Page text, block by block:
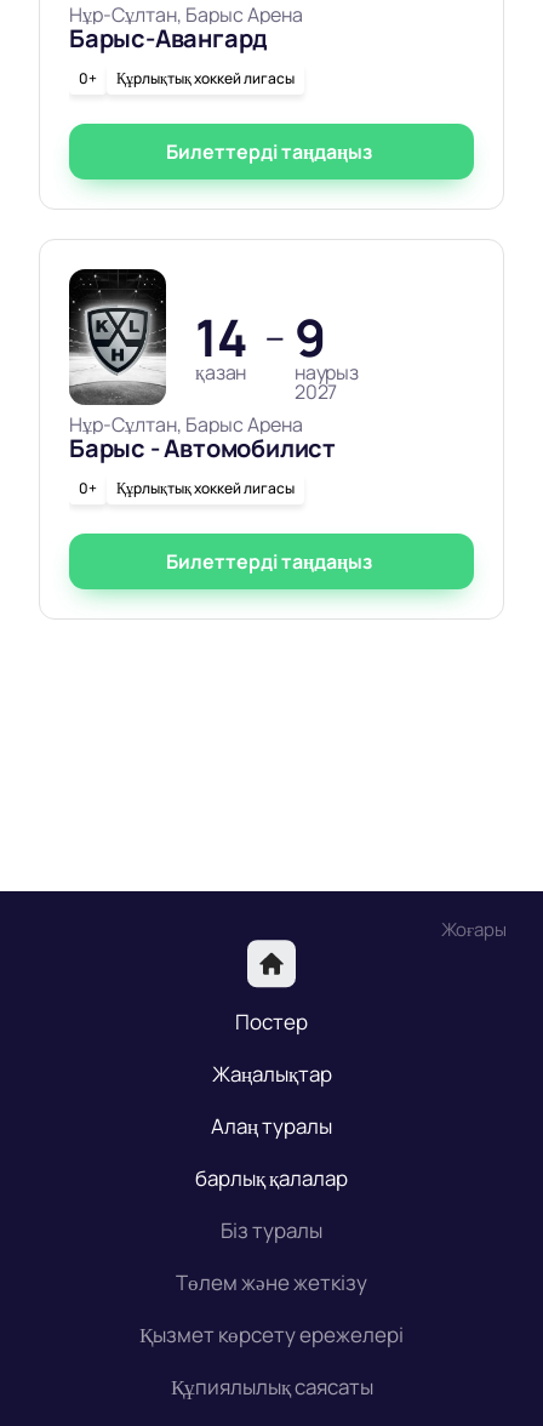
Нұр-Сұлтан, Барыс Арена
Барыс-Авангард
0+ Құрлықтық хоккей лигасы
Билеттерді таңдаңыз
14
қазан
— 9
наурыз
2027
Нұр-Сұлтан, Барыс Арена
Барыс - Автомобилист
0+ Құрлықтық хоккей лигасы
Билеттерді таңдаңыз
Жоғары
Постер
Жаңалықтар
Алаң туралы
барлық қалалар
Біз туралы
Төлем және жеткізу
Қызмет көрсету ережелері
Құпиялылық саясаты